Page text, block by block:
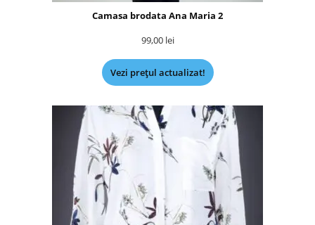
Camasa brodata Ana Maria 2
99,00 lei
Vezi prețul actualizat!